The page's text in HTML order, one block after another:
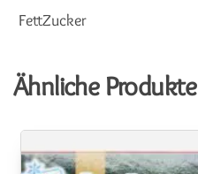
FettZucker
Ähnliche Produkte